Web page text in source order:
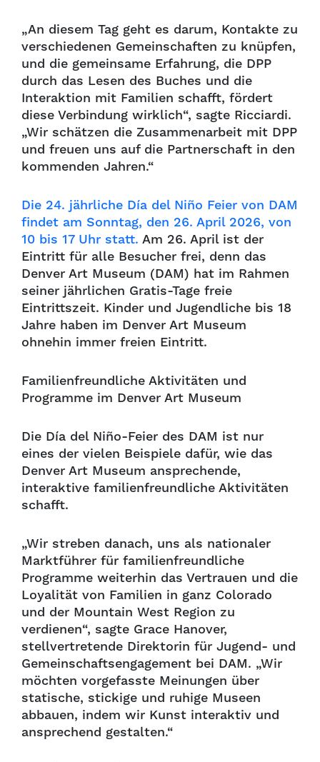
„An diesem Tag geht es darum, Kontakte zu
verschiedenen Gemeinschaften zu knüpfen,
und die gemeinsame Erfahrung, die DPP
durch das Lesen des Buches und die
Interaktion mit Familien schafft, fördert
diese Verbindung wirklich“, sagte Ricciardi.
„Wir schätzen die Zusammenarbeit mit DPP
und freuen uns auf die Partnerschaft in den
kommenden Jahren.“
Die 24. jährliche Día del Niño Feier von DAM
findet am Sonntag, den 26. April 2026, von
10 bis 17 Uhr statt. Am 26. April ist der
Eintritt für alle Besucher frei, denn das
Denver Art Museum (DAM) hat im Rahmen
seiner jährlichen Gratis-Tage freie
Eintrittszeit. Kinder und Jugendliche bis 18
Jahre haben im Denver Art Museum
ohnehin immer freien Eintritt.
Familienfreundliche Aktivitäten und
Programme im Denver Art Museum
Die Día del Niño-Feier des DAM ist nur
eines der vielen Beispiele dafür, wie das
Denver Art Museum ansprechende,
interaktive familienfreundliche Aktivitäten
schafft.
„Wir streben danach, uns als nationaler
Marktführer für familienfreundliche
Programme weiterhin das Vertrauen und die
Loyalität von Familien in ganz Colorado
und der Mountain West Region zu
verdienen“, sagte Grace Hanover,
stellvertretende Direktorin für Jugend- und
Gemeinschaftsengagement bei DAM. „Wir
möchten vorgefasste Meinungen über
statische, stickige und ruhige Museen
abbauen, indem wir Kunst interaktiv und
ansprechend gestalten.“